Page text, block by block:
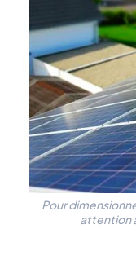
Pour
attention